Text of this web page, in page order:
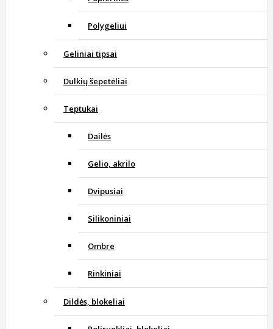
Polygeliui
Geliniai tipsai
Dulkių šepetėliai
Teptukai
Dailės
Gelio, akrilo
Dvipusiai
Silikoniniai
Ombre
Rinkiniai
Dildės, blokeliai